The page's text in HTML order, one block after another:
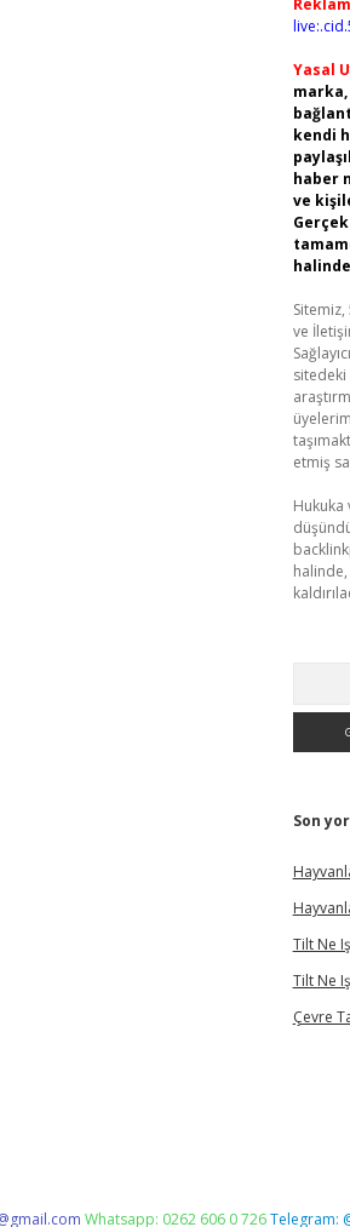
Yasal
kendi
haber
ve
ve
etmiş
Hukuka
Son
Tilt Ne
Tilt Ne
Çevre
Whatsapp: 0262 606 0 726Telegram: